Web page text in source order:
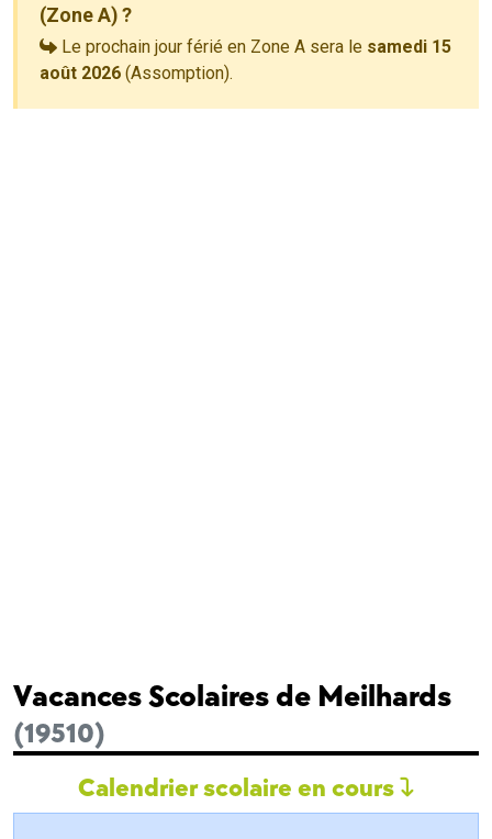
(Zone A) ?
Le prochain jour férié en Zone A sera le samedi 15
août 2026 (Assomption).
Vacances Scolaires de Meilhards
(19510)
Calendrier scolaire en cours